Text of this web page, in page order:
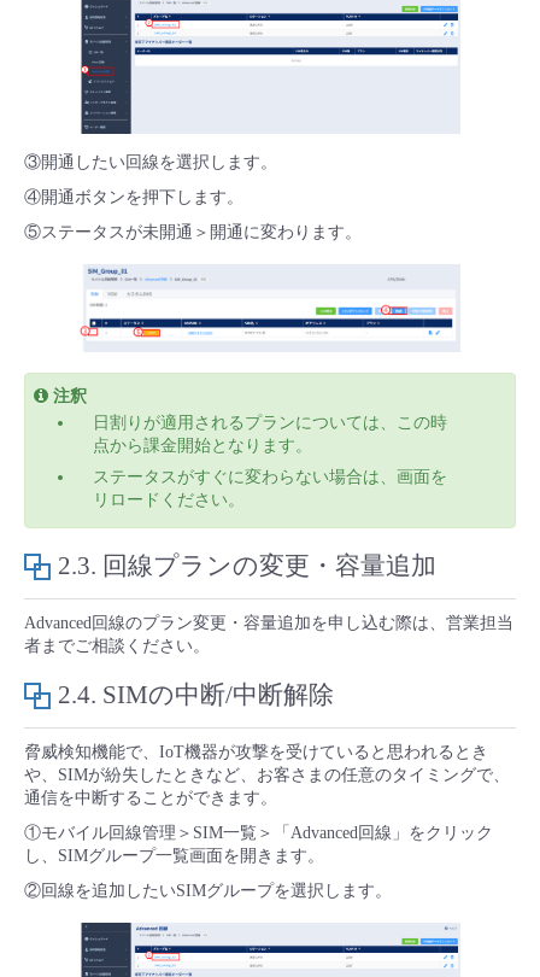
③開通したい回線を選択します。
④開通ボタンを押下します。
⑤ステータスが未開通＞開通に変わります。
注釈
日割りが適用されるプランについては、この時
点から課金開始となります。
ステータスがすぐに変わらない場合は、画面を
リロードください。
2.3. 回線プランの変更・容量追加​
Advanced回線のプラン変更・容量追加を申し込む際は、営業担当
者までご相談ください。
2.4. SIMの中断/中断解除
脅威検知機能で、IoT機器が攻撃を受けていると思われるとき
や、SIMが紛失したときなど、お客さまの任意のタイミングで、
通信を中断することができます。
①モバイル回線管理＞SIM一覧＞「Advanced回線」をクリック
し、SIMグループ一覧画面を開きます。
②回線を追加したいSIMグループを選択します。